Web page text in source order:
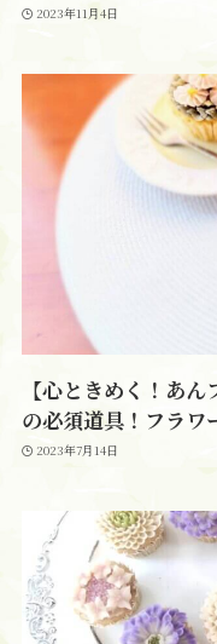
2023年11月4日
【心ときめく！あ
の必須道具！フラ
2023年7月14日